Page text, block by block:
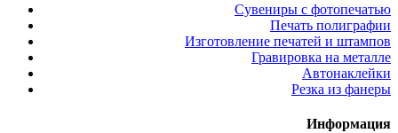
Сувениры с фотопечатью
Печать полиграфии
Изготовление печатей и штампов
Гравировка на металле
Автонаклейки
Резка из фанеры
Информация